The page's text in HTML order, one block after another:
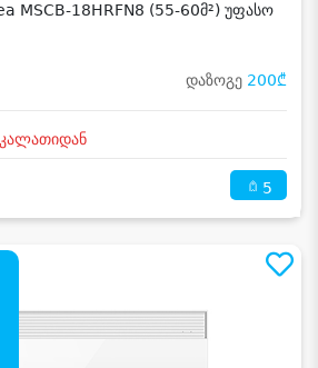
MSCB-18HRFN8 (55-60მ²) უფასო
დაზოგე 200₾
5